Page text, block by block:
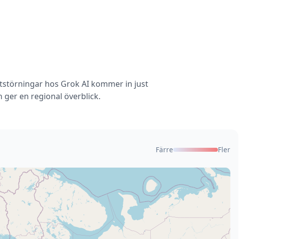
hos Grok AI kommer in just
ger en regional överblick.
Färre Fler